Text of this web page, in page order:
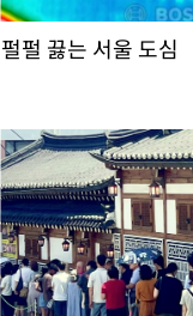
펄펄 끓는 서울 도심